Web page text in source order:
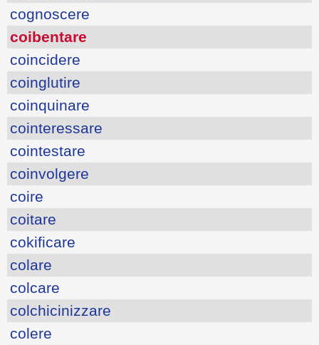
cognoscere
coibentare
coincidere
coinglutire
coinquinare
cointeressare
cointestare
coinvolgere
coire
coitare
cokificare
colare
colcare
colchicinizzare
colere